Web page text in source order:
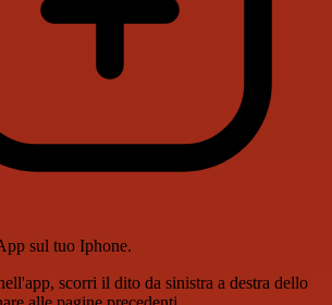
sul tuo Iphone.
scorri il dito da sinistra a destra dello